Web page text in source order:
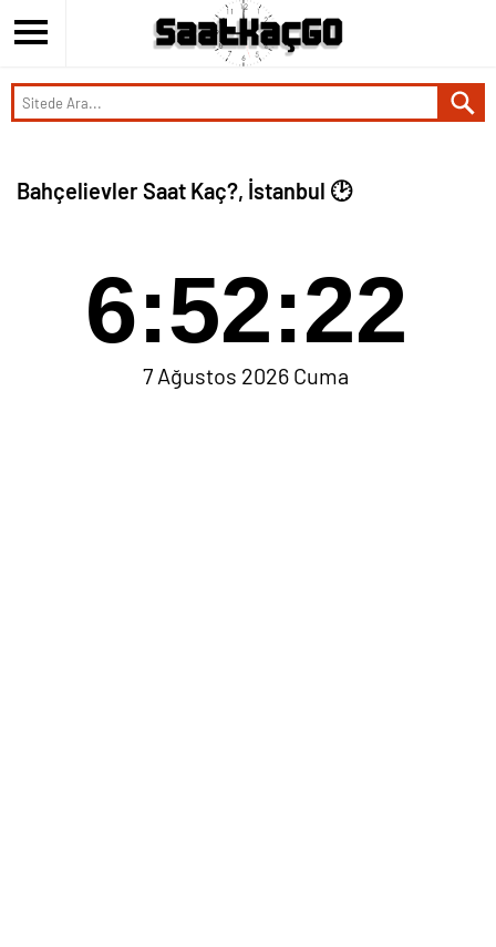
Bahçelievler Saat Kaç?, İstanbul 🕑
6:52:22
7 Ağustos 2026 Cuma